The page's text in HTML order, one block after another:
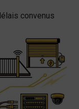
convenus